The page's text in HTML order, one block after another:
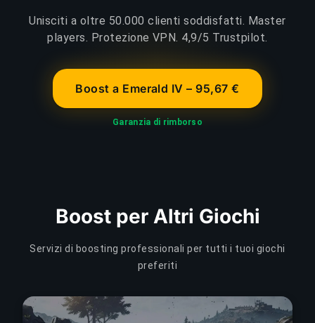
Unisciti a oltre 50.000 clienti soddisfatti. Master
players. Protezione VPN. 4,9/5 Trustpilot.
Boost a Emerald IV – 95,67 €
Garanzia di rimborso
Boost per Altri Giochi
Servizi di boosting professionali per tutti i tuoi giochi
preferiti